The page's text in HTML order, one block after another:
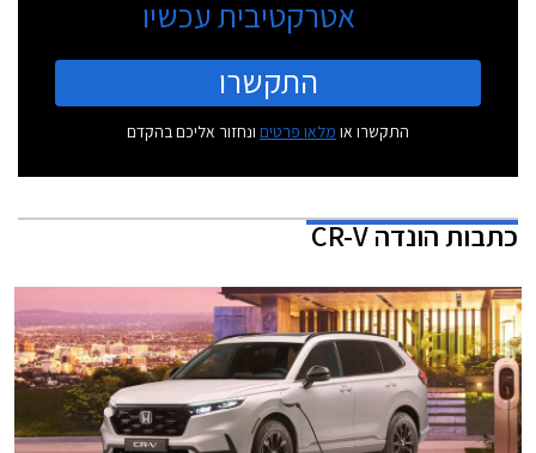
אטרקטיבית עכשיו
התקשרו
התקשרו או מלאו פרטים ונחזור אליכם בהקדם
כתבותהונדה CR-V